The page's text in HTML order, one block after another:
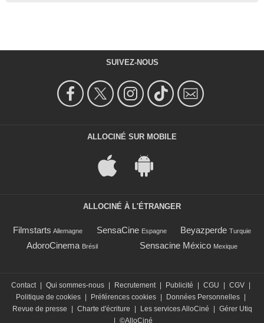
SUIVEZ-NOUS
ALLOCINÉ SUR MOBILE
ALLOCINÉ À L'ÉTRANGER
Filmstarts Allemagne SensaCine Espagne Beyazperde Turquie
AdoroCinema Brésil Sensacine México Mexique
Contact | Qui sommes-nous | Recrutement | Publicité | CGU | CGV |
Politique de cookies | Préférences cookies | Données Personnelles |
Revue de presse
| Charte d'écriture | Les services AlloCiné | Gérer Utiq
| ©AlloCiné